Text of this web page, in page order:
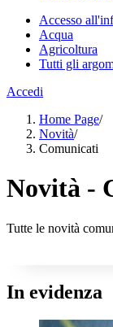
Accesso
Acqua
Agricoltura
Tutti gli
Accedi
Home Page/
Novità/
Comunicati
Novità -
Tutte le novità
In evidenza